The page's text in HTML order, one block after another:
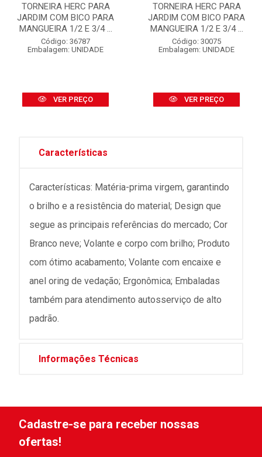
TORNEIRA HERC PARA
JARDIM COM BICO PARA
MANGUEIRA 1/2 E 3/4 ...
Código: 36787
Embalagem: UNIDADE
VER PREÇO
TORNEIRA HERC PARA
JARDIM COM BICO PARA
MANGUEIRA 1/2 E 3/4 ...
Código: 30075
Embalagem: UNIDADE
VER PREÇO
Características
Características: Matéria-prima virgem, garantindo
o brilho e a resistência do material; Design que
segue as principais referências do mercado; Cor
Branco neve; Volante e corpo com brilho; Produto
com ótimo acabamento; Volante com encaixe e
anel oring de vedação; Ergonômica; Embaladas
também para atendimento autosserviço de alto
padrão.
Informações Técnicas
Cadastre-se para receber nossas
ofertas!